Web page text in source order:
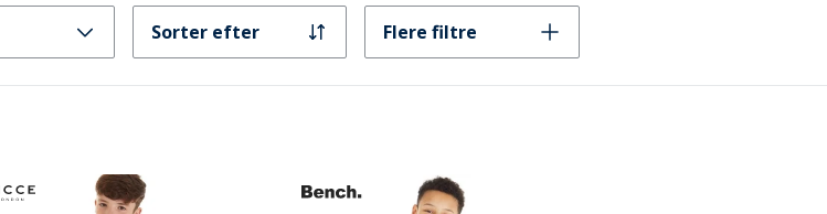
Sorter efter Flere filtre